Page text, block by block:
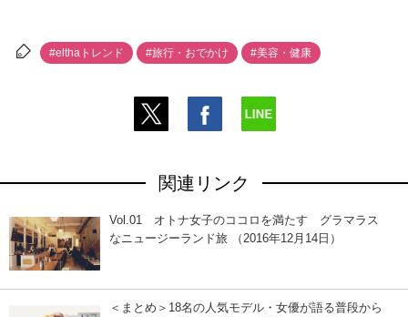
#elthaトレンド #旅行・おでかけ #美容・健康
関連リンク
Vol.01 オトナ女子のココロを満たす グラマラス
なニュージーランド旅 （2016年12月14日）
＜まとめ＞18名の人気モデル・女優が語る普段から